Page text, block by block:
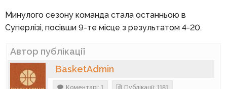
Минулого сезону команда стала останньою в
Суперлізі, посівши 9-те місце з результатом 4-20.
Автор публікації
BasketAdmin